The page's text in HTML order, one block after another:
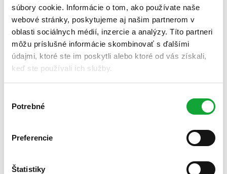
súbory cookie. Informácie o tom, ako používate naše
webové stránky, poskytujeme aj našim partnerom v
oblasti sociálnych médií, inzercie a analýzy. Títo partneri
môžu príslušné informácie skombinovať s ďalšími
údajmi, ktoré ste im poskytli alebo ktoré od vás získali,
keď ste používali ich služby.
súhlasu
Potrebné
Preferencie
Štatistiky